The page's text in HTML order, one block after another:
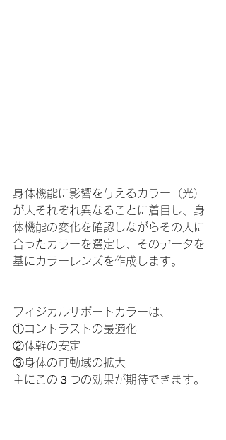
身体機能に影響を与えるカラー（光）
が人それぞれ異なることに着目し、身
体機能の変化を確認しながらその人に
合ったカラーを選定し、そのデータを
基にカラーレンズを作成します。
フィジカルサポートカラーは、
①コントラストの最適化
②体幹の安定
③身体の可動域の拡大
主にこの３つの効果が期待できます。